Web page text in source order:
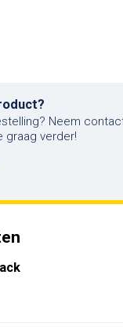
Neem
graag verder!